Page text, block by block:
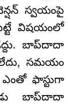
స్వయంపై
విషయంలో
బాప్‌దాదా
సమయం
ఫాస్టుగా
బాప్‌దాదా